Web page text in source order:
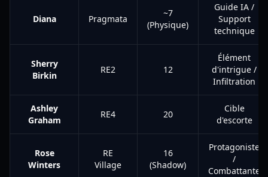
Diana Pragmata
~7
(Physique)
Guide IA /
Support
technique
Sherry
Birkin
RE2 12
Élément
d'intrigue /
Infiltration
Ashley
Graham
RE4 20
Cible
d'escorte
Rose
Winters
RE
Village
16
(Shadow)
Protagoniste
/
Combattante